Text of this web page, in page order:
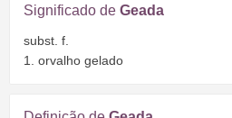
Significado de Geada
subst. f.
1. orvalho gelado